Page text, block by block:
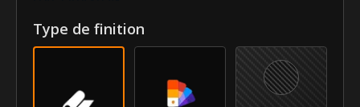
Année
2015-2016
Modèle
Type de finition